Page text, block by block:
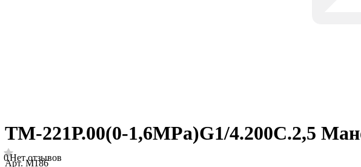
ТМ-221Р.00(0-1,6MPa)G1/4.200C.2,5
0Нет отзывов
Арт.M186